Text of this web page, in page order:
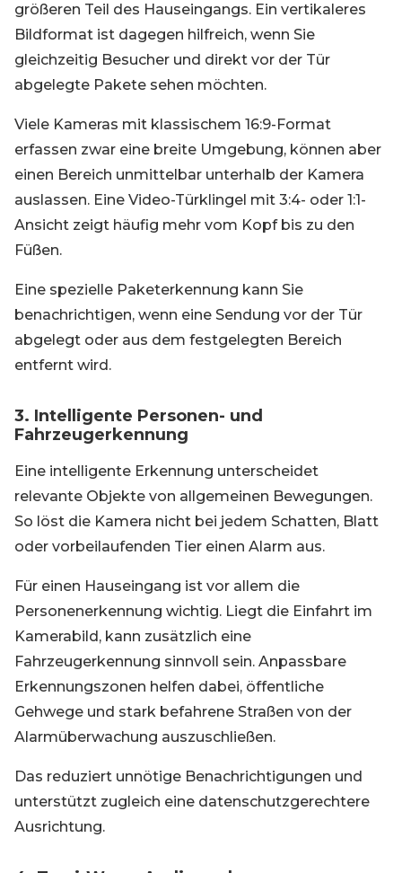
größeren Teil des Hauseingangs. Ein vertikaleres
Bildformat ist dagegen hilfreich, wenn Sie
gleichzeitig Besucher und direkt vor der Tür
abgelegte Pakete sehen möchten.
Viele Kameras mit klassischem 16:9-Format
erfassen zwar eine breite Umgebung, können aber
einen Bereich unmittelbar unterhalb der Kamera
auslassen. Eine Video-Türklingel mit 3:4- oder 1:1-
Ansicht zeigt häufig mehr vom Kopf bis zu den
Füßen.
Eine spezielle Paketerkennung kann Sie
benachrichtigen, wenn eine Sendung vor der Tür
abgelegt oder aus dem festgelegten Bereich
entfernt wird.
3. Intelligente Personen- und
Fahrzeugerkennung
Eine intelligente Erkennung unterscheidet
relevante Objekte von allgemeinen Bewegungen.
So löst die Kamera nicht bei jedem Schatten, Blatt
oder vorbeilaufenden Tier einen Alarm aus.
Für einen Hauseingang ist vor allem die
Personenerkennung wichtig. Liegt die Einfahrt im
Kamerabild, kann zusätzlich eine
Fahrzeugerkennung sinnvoll sein. Anpassbare
Erkennungszonen helfen dabei, öffentliche
Gehwege und stark befahrene Straßen von der
Alarmüberwachung auszuschließen.
Das reduziert unnötige Benachrichtigungen und
unterstützt zugleich eine datenschutzgerechtere
Ausrichtung.